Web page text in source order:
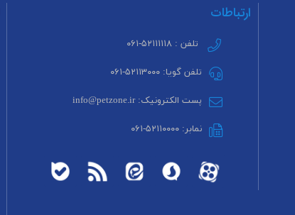
ارتباطات
تلفن : ۵۲۱۱۱۱۱۸-۰۶۱
تلفن گویا: ۵۲۱۱۳۰۰۰-۰۶۱
پست الکترونیک: info@petzone.ir
نمابر: ۵۲۱۱۰۰۰۰-۰۶۱